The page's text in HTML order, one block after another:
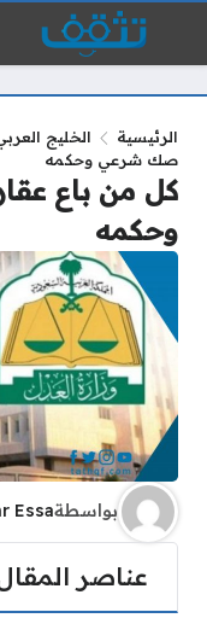
الرئيسية الخليج
صك شرعي وحكمه
كل من باع
وحكمه
بواسطةEssa
عناصر